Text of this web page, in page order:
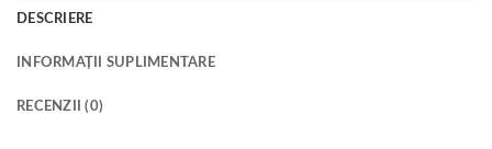
DESCRIERE
INFORMAȚII SUPLIMENTARE
RECENZII (0)